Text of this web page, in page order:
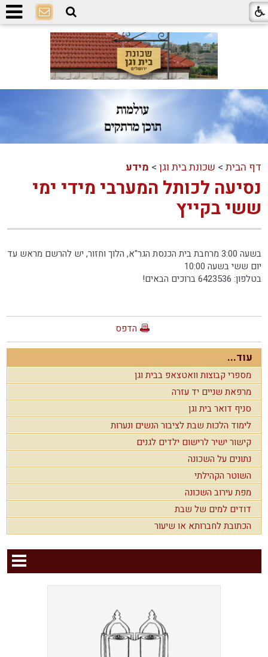
דף הבית > שכונת בית וגן > מידע
נסיעה לכותל המערבי מידי ימי
ששי בקייץ
בשעה 3:00 מרחבת בית הכנסת הגר"א, הלוך וחזור, יש להרשם מראש עד
יום ששי בשעה 10:00
בטלפון: 6423536 ברוכים הבאים!
הדפס
עוד...
מספרי קבוצות וואטצאפ בבית וגן
מרפאת שניים יד עזרה
סניף דואר בית וגן
לימוד הלכות שבת לציבור הנשים ונערות
קישור ישיר לרישום ילדים לגנים
נתונים על השכונה
השוטר הקהילתי
מפת עירוב השכונה
דודים למים של שבת
הכתובת לחברותא או שיעור